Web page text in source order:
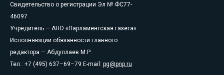
Свидетельство о регистрации Эл № ФС77-
46097
Учредитель — АНО «Парламентская газета»
Исполняющий обязанности главного
редактора — Абдуллаев М.Р.
Тел.: +7 (495) 637–69–79 E-mail: pg@pnp.ru